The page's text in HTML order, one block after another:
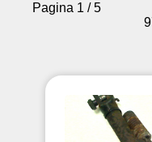
Pagina 1 / 5